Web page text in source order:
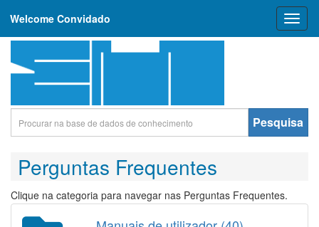
Welcome Convidado
Pesquisa
Perguntas Frequentes
Clique na categoria para navegar nas Perguntas Frequentes.